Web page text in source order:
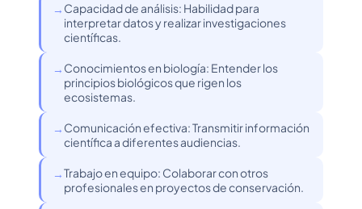
Capacidad de análisis: Habilidad para
interpretar datos y realizar investigaciones
científicas.
Conocimientos en biología: Entender los
principios biológicos que rigen los
ecosistemas.
Comunicación efectiva: Transmitir información
científica a diferentes audiencias.
Trabajo en equipo: Colaborar con otros
profesionales en proyectos de conservación.